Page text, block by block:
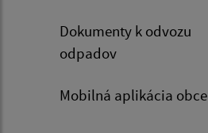
Dokumenty k odvozu
odpadov
Mobilná aplikácia obce